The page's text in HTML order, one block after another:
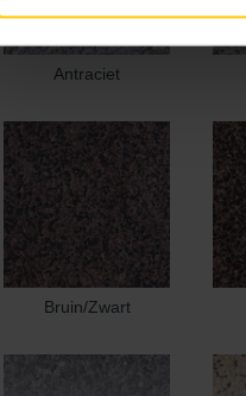
Antraciet
Bruin/Zwart